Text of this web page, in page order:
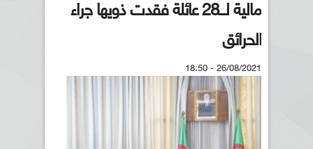
مالية لـــ28 عائلة فقدت ذويها جراء
الحرائق
26/08/2021 - 18:50